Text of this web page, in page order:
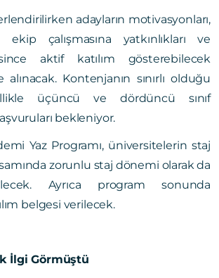
adayların motivasyonları,
çalışmasına yatkınlıkları ve
aktif katılım gösterebilecek
Kontenjanın sınırlı olduğu
üçüncü ve dördüncü sınıf
bekleniyor.
Yaz Programı, üniversitelerin staj
zorunlu staj dönemi olarak da
Ayrıca program sonunda
belgesi verilecek.
İlgi Görmüştü